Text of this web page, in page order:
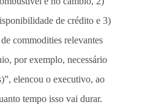
de crédito e 3)
commodities relevantes
por exemplo, necessário
elencou o executivo, ao
tempo isso vai durar.